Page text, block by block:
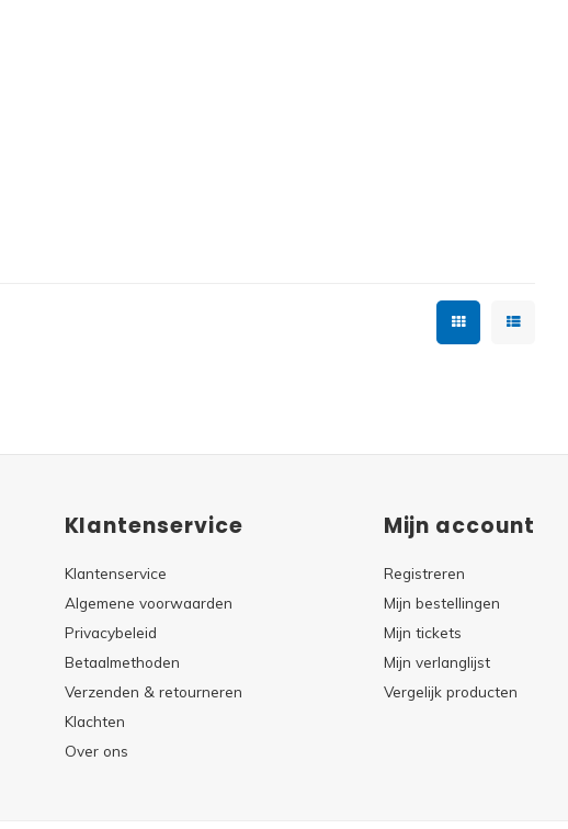
Klantenservice
Klantenservice
Algemene voorwaarden
Privacybeleid
Betaalmethoden
Verzenden & retourneren
Klachten
Over ons
Mijn account
Registreren
Mijn bestellingen
Mijn tickets
Mijn verlanglijst
Vergelijk producten